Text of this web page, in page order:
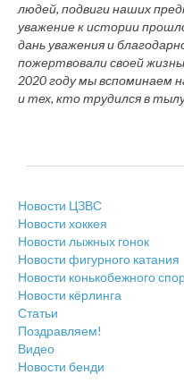
людей, подвиги наших
уважение к истории
дань уважения и
пожертвовали своей
2020 году мы вспоминаем
и тех, кто трудился в
Новости ЦЗВС
Новости хоккея
Новости лыжных гонок
Новости фигурного катания
Новости конькобежного
Новости кёрлинга
Статьи
Поздравляем!
Видео
Новости бенди